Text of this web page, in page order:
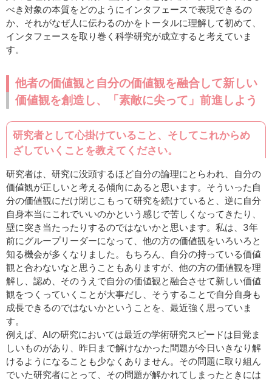
べき対象の本質をどのようにインタフェースで表現できるの
か、それがなぜ人に伝わるのかをトータルに理解して初めて、
インタフェースを取り巻く科学研究が成立すると考えていま
す。
他者の価値観と自分の価値観を融合して新しい
価値観を創造し、「素敵に尖って」前進しよう
研究者として心掛けていること、そしてこれからめ
ざしていくことを教えてください。
研究者は、研究に没頭するほど自分の論理にとらわれ、自分の
価値観が正しいと考える傾向にあると思います。そういった自
分の価値観にだけ閉じこもって研究を続けていると、逆に自分
自身本当にこれでいいのかという感じで苦しくなってきたり、
壁に突き当たったりするのではないかと思います。私は、3年
前にグループリーダーになって、他の方の価値観をいろいろと
知る機会が多くなりました。もちろん、自分の持っている価値
観と合わないなと思うこともありますが、他の方の価値観を理
解し、認め、そのうえで自分の価値観と融合させて新しい価値
観をつくっていくことが大事だし、そうすることで自分自身も
成長できるのではないかということを、最近強く思っていま
す。
例えば、AIの研究においては最近の学術研究スピードは目覚ま
しいものがあり、昨日まで解けなかった問題が今日いきなり解
けるようになることも少なくありません。その問題に取り組ん
でいた研究者にとって、その問題が解かれてしまったときには